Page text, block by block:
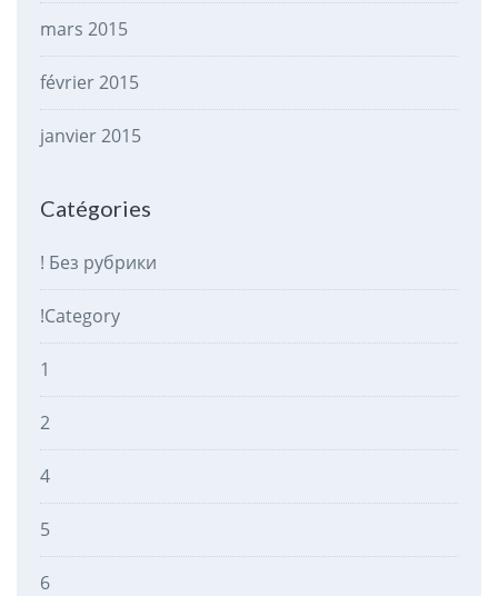
mars 2015
février 2015
janvier 2015
Catégories
! Без рубрики
!Category
1
2
4
5
6